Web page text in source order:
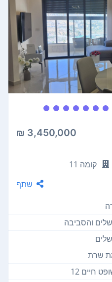
3,450,000 ₪
קומה 11
שתף
והסביבה
שרת
חיים 12